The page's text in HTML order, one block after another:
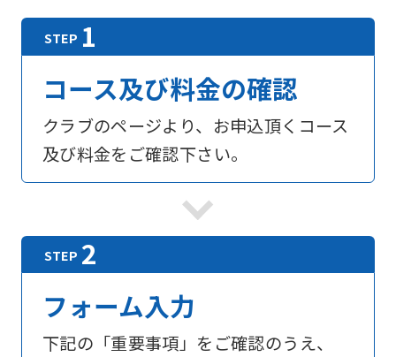
コース及び料金の確認
クラブのページより、お申込頂くコース
及び料金をご確認下さい。
フォーム入力
下記の「重要事項」をご確認のうえ、